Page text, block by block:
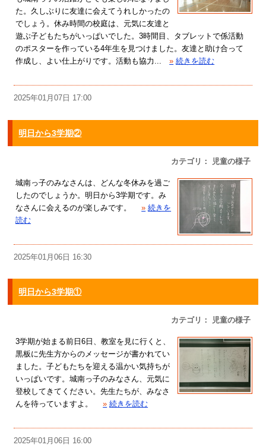
た。久しぶりに友達に会えてうれしかったの
でしょう。休み時間の校庭は、元気に友達と
遊ぶ子どもたちがいっぱいでした。3時間目、タブレットで係活動
のポスターを作っている4年生を見つけました。友達と助け合って
作成し、よい仕上がりです。活動も協力...
» 続きを読む
2025年01月07日 17:00
明日から3学期②
カテゴリ： 児童の様子
城南っ子のみなさんは、どんな冬休みを過ご
したのでしょうか。明日から3学期です。み
なさんに会えるのが楽しみです。
» 続きを
読む
2025年01月06日 16:30
明日から3学期①
カテゴリ： 児童の様子
3学期が始まる前日6日、教室を見に行くと、
黒板に先生方からのメッセージが書かれてい
ました。子どもたちを迎える温かい気持ちが
いっぱいです。城南っ子のみなさん、元気に
登校してきてください。先生たちが、みなさ
んを待っていますよ。
» 続きを読む
2025年01月06日 16:00